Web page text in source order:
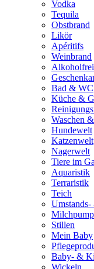
Vodka
Tequila
Obstbrand
Likör
Apéritifs
Weinbrand
Bad & WC
Küche &
Waschen
Hundewelt
Katzenwelt
Nagerwelt
Tiere im
Aquaristik
Terraristik
Teich
Stillen
Mein Baby
Baby- &
Wickeln